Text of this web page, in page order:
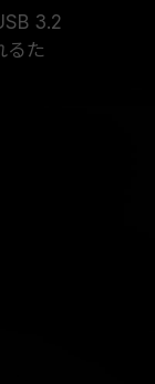
3.2
るた